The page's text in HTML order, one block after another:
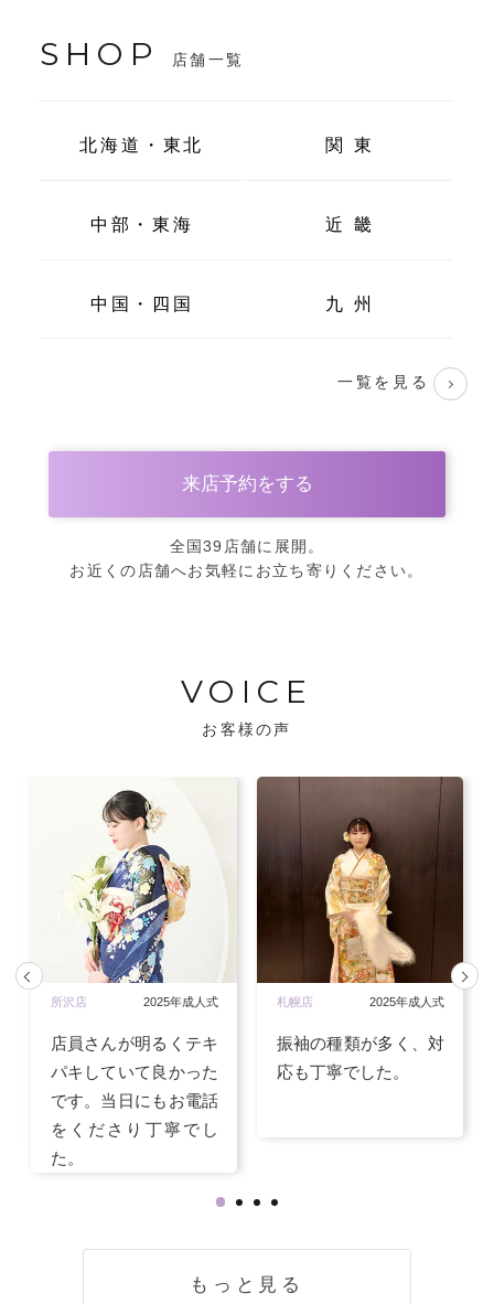
SHOP 店舗一覧
北海道・東北 関 東
中部・東海 近 畿
中国・四国 九 州
一覧を見る
来店予約をする
全国39店舗に展開。
お近くの店舗へお気軽にお立ち寄りください。
VOICE
お客様の声
所沢店 2025年成人式
店員さんが明るくテキ
パキしていて良かった
です。当日にもお電話
をくださり丁寧でし
た。
札幌店 2025年成人式
振袖の種類が多く、対
応も丁寧でした。
もっと見る